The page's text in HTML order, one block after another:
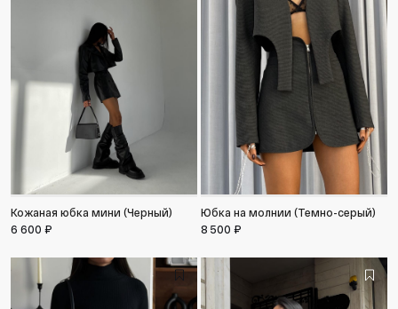
Кожаная юбка мини (Черный)
6 600 ₽
Юбка на молнии (Темно-серый)
8 500 ₽